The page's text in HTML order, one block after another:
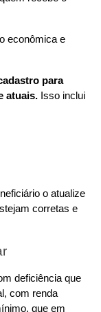
econômica e
para
atuais. Isso inclui
o atualize
corretas e
deficiência que
com renda
que em